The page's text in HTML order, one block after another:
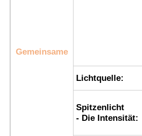
explosionsgeschützter Ventilator
Gemeinsame
Lichtquelle:
Spitzenlicht
- Die Intensität: